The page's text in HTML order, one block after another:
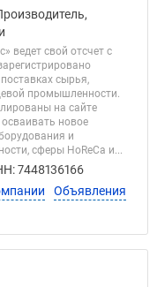
ведет свой отсчет с
сырья,
промышленности.
на сайте
новое
и
сферы HoReCa и...
7448136166
Объявления